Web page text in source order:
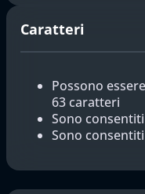
Caratteri
Possono
63 caratteri
Sono
Sono